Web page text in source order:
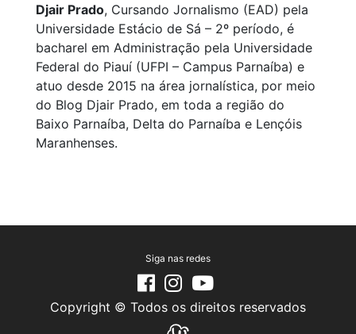
Djair Prado, Cursando Jornalismo (EAD) pela
Universidade Estácio de Sá – 2º período, é
bacharel em Administração pela Universidade
Federal do Piauí (UFPI – Campus Parnaíba) e
atuo desde 2015 na área jornalística, por meio
do Blog Djair Prado, em toda a região do
Baixo Parnaíba, Delta do Parnaíba e Lençóis
Maranhenses.
Siga nas redes
Copyright © Todos os direitos reservados